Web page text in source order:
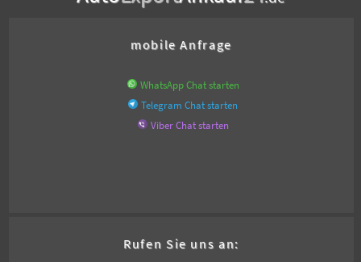
mobile Anfrage
WhatsApp Chat starten
Telegram Chat starten
Viber Chat starten
Rufen Sie uns an: